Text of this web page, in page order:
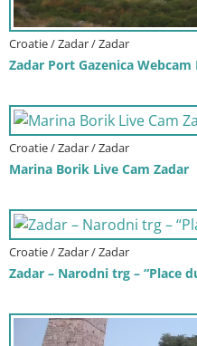
Croatie / Zadar / Zadar
Zadar Port Gazenica
Croatie / Zadar / Zadar
Marina Borik Live Cam Zadar
Croatie / Zadar / Zadar
Zadar – Narodni trg – “Place